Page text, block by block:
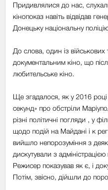
Придивлялися до нас,
кінопоказ навіть відвідав
Донецьку національну
До слова, один із військових
документальним кіно, що
любительське кіно.
Ще згадалося, як у 2016
секунд» про обстріли
різні політичні погляди , у
щодо подій на Майдані і к
вийшло непорозуміння з
дискутували з
Режисер показував як є, і
Потім, звісно, дійшли до